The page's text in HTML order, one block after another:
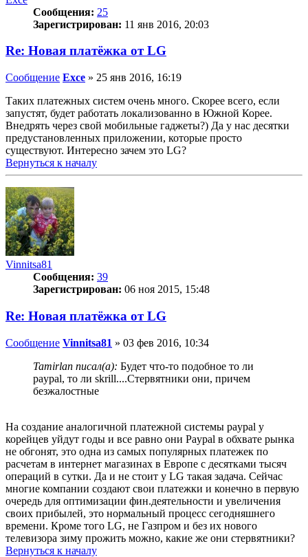
Сообщения: 25
Зарегистрирован: 11 янв 2016, 20:03
Re: Новая платёжка от LG
Сообщение Exce » 25 янв 2016, 16:19
Таких платежных систем очень много. Скорее всего, если
запустят, будет работать локализованно в Южной Корее.
Внедрять через свой мобильные гаджеты?) Да у нас десятки
предустановленных приложении, которые просто
существуют. Интересно зачем это LG?
Вернуться к началу
Vinnitsa81
Сообщения: 39
Зарегистрирован: 06 ноя 2015, 15:48
Re: Новая платёжка от LG
Сообщение Vinnitsa81 » 03 фев 2016, 10:34
Tamirlan писал(а): Будет что-то подобное то ли
paypal, то ли skrill....Стервятники они, причем
безжалостные
На создание аналогичной платежной системы paypal у
корейцев уйдут годы и все равно они Paypal в обхвате рынка
не обгонят, это одна из самых популярных платежек по
расчетам в интернет магазинах в Европе с десятками тысяч
операций в сутки. Да и не стоит у LG такая задача. Сейчас
многие компании создают свои платежки и конечно в первую
очередь для оптимизации фин.деятельности и увеличения
своих прибылей, это нормальный процесс сегодняшнего
времени. Кроме того LG, не Газпром и без их нового
телевизора зиму прожить можно, какие же они стервятники?
Вернуться к началу